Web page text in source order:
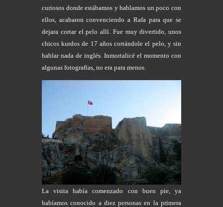
curiosos donde estábamos y hablamos un poco con
ellos, acabaron convenciendo a Rafa para que se
dejara cortar el pelo allí. Fue muy divertido, unos
chicos kurdos de 17 años cortándole el pelo, y sin
hablar nada de inglés. Inmortalicé el momento con
algunas fotografías, no era para menos.
La visita había comenzado con buen pie, ya
habíamos conocido a diez personas en la primera